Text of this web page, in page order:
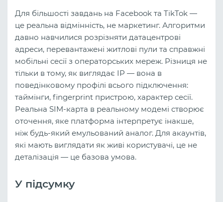
Для більшості завдань на Facebook та TikTok —
це реальна відмінність, не маркетинг. Алгоритми
давно навчилися розрізняти датацентрові
адреси, перевантажені житлові пули та справжні
мобільні сесії з операторських мереж. Різниця не
тільки в тому, як виглядає IP — вона в
поведінковому профілі всього підключення:
таймінги, fingerprint пристрою, характер сесії.
Реальна SIM-карта в реальному модемі створює
оточення, яке платформа інтерпретує інакше,
ніж будь-який емульований аналог. Для акаунтів,
які мають виглядати як живі користувачі, це не
деталізація — це базова умова.
У підсумку